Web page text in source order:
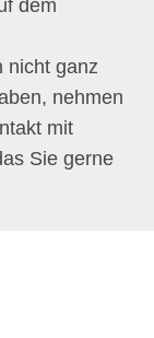
dem
nicht ganz
nehmen
mit
Sie gerne